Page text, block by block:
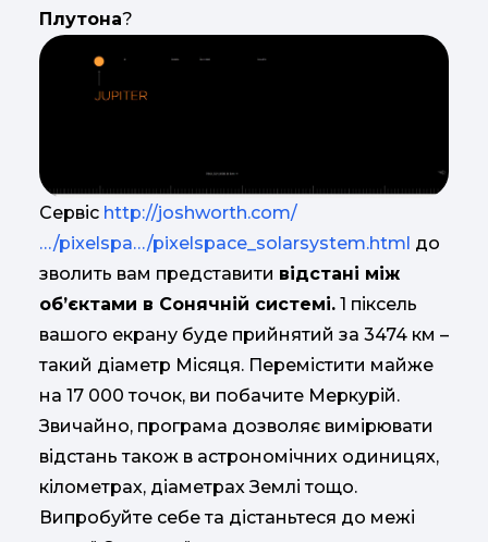
Плутона?
Сервіс http://joshworth.com/
…/pixelspa…/pixelspace_solarsystem.html до
зволить вам представити відстані між
об’єктами в Сонячній системі. 1 піксель
вашого екрану буде прийнятий за 3474 км –
такий діаметр Місяця. Перемістити майже
на 17 000 точок, ви побачите Меркурій.
Звичайно, програма дозволяє вимірювати
відстань також в астрономічних одиницях,
кілометрах, діаметрах Землі тощо.
Випробуйте себе та дістаньтеся до межі